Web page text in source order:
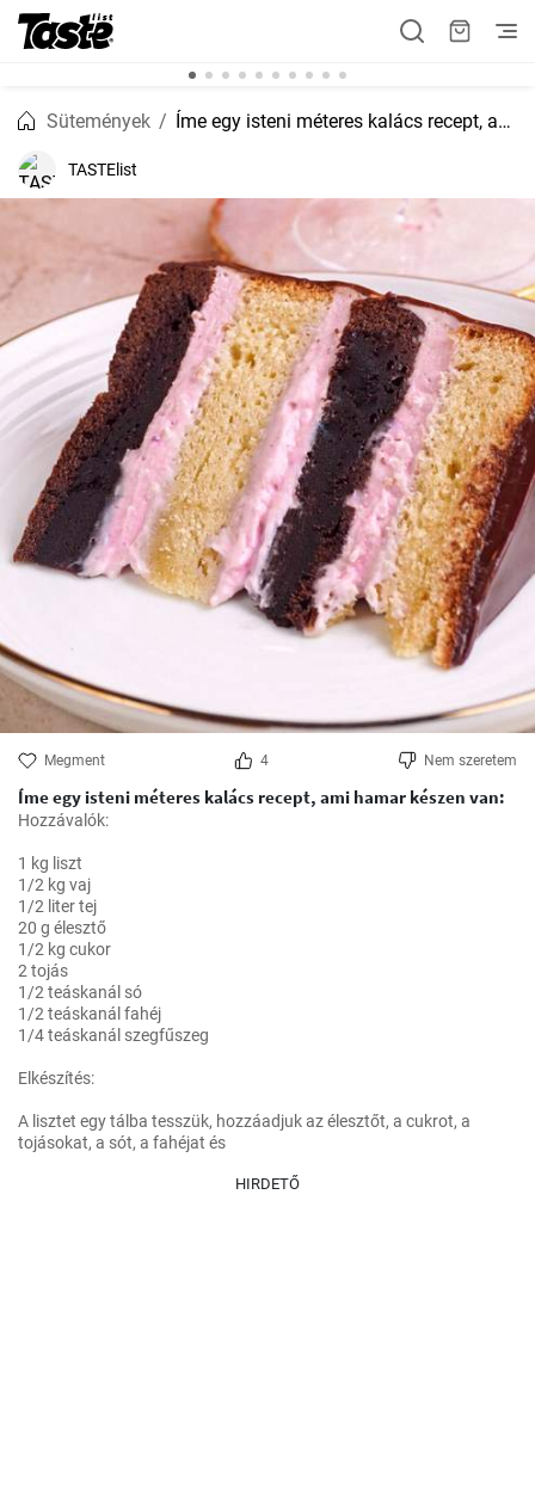
Sütemények Íme egy isteni méteres kalács recept, ami hamar készen van:
TASTElist
Megment 4 Nem szeretem
Íme egy isteni méteres kalács recept, ami hamar készen van:
Hozzávalók:
1 kg liszt
1/2 kg vaj
1/2 liter tej
20 g élesztő
1/2 kg cukor
2 tojás
1/2 teáskanál só
1/2 teáskanál fahéj
1/4 teáskanál szegfűszeg
Elkészítés:
A lisztet egy tálba tesszük, hozzáadjuk az élesztőt, a cukrot, a
tojásokat, a sót, a fahéjat és
HIRDETŐ